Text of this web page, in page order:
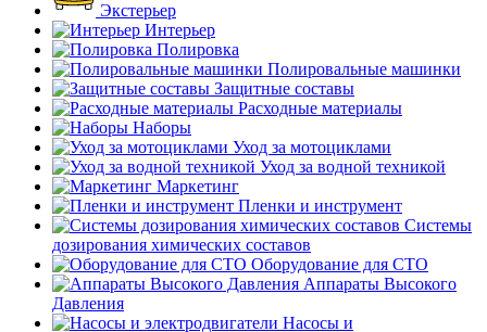
Экстерьер
Интерьер
Полировка
Полировальные машинки
Защитные составы
Расходные материалы
Наборы
Уход за мотоциклами
Уход за водной техникой
Маркетинг
Пленки и инструмент
Системы
дозирования химических составов
Оборудование для СТО
Аппараты Высокого
Давления
Насосы и